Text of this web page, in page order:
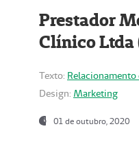
Prestador
Clínico Ltda
Texto:
Design: Marketing
01 de outubro, 2020